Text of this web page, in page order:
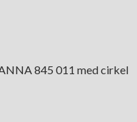
845 011 med cirkel